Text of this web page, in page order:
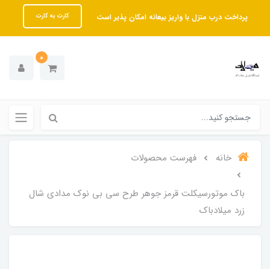
پرداخت درب منزل با واریز بیعانه امکان پذیر است کارت به کارت
0
خانه فهرست محصولات
باک موتورسیکلت قرمز جوهر طرح سی بی نوک مدادی شال
زرد میلادباک